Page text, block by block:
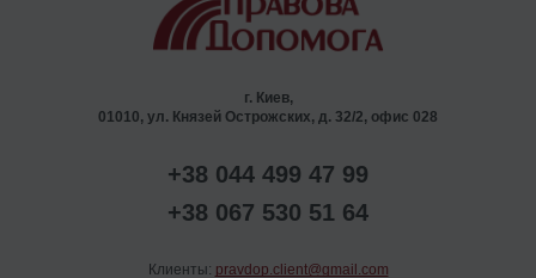
г. Киев,
01010, ул. Князей Острожских, д. 32/2, офис 028
+38 044 499 47 99
+38 067 530 51 64
Клиенты: pravdop.client@gmail.com